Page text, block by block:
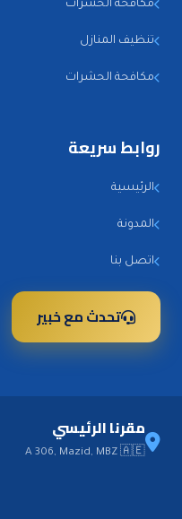
مكافحة الحشرات
تنظيف المنازل
مكافحة الحشرات
روابط سريعة
الرئيسية
المدونة
اتصل بنا
تحدث مع خبير
مقرنا الرئيسي
A 306, Mazid, MBZ 🇦🇪